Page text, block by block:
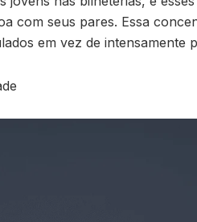
com seus pares. Essa
em vez de intensamente